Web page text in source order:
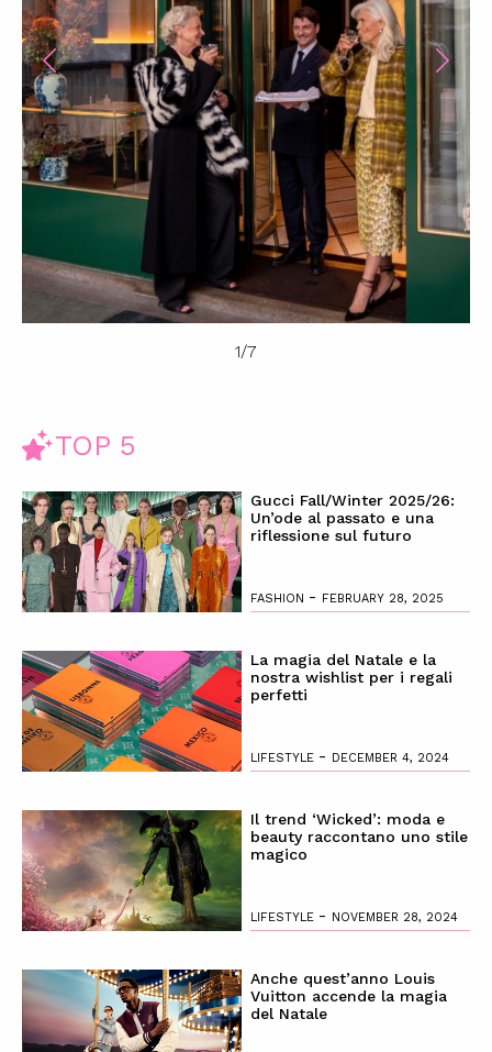
1/7
TOP 5
Gucci Fall/Winter 2025/26:
Un’ode al passato e una
riflessione sul futuro
FASHION - FEBRUARY 28, 2025
La magia del Natale e la
nostra wishlist per i regali
perfetti
LIFESTYLE - DECEMBER 4, 2024
Il trend ‘Wicked’: moda e
beauty raccontano uno stile
magico
LIFESTYLE - NOVEMBER 28, 2024
Anche quest’anno Louis
Vuitton accende la magia
del Natale